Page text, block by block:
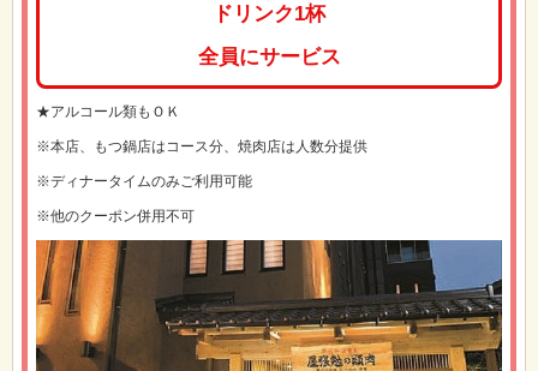
ドリンク1杯
全員にサービス
★アルコール類もＯＫ
※本店、もつ鍋店はコース分、焼肉店は人数分提供
※ディナータイムのみご利用可能
※他のクーポン併用不可